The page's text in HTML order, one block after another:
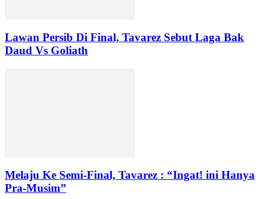
Lawan Persib Di Final, Tavarez Sebut Laga Bak
Daud Vs Goliath
Melaju Ke Semi-Final, Tavarez : “Ingat! ini Hanya
Pra-Musim”